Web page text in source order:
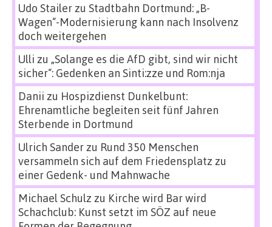
Udo Stailerzu Stadtbahn Dortmund: „B-
Wagen“-Modernisierung kann nach Insolvenz
doch weitergehen
Ulli zu „Solange es die AfD gibt, sind wir nicht
sicher“: Gedenken an Sinti:zze und Rom:nja
Danii zu Hospizdienst Dunkelbunt:
Ehrenamtliche begleiten seit fünf Jahren
Sterbende in Dortmund
Ulrich Sanderzu Rund 350 Menschen
versammeln sich auf dem Friedensplatz zu
einer Gedenk- und Mahnwache
Michael Schulz zu Kirche wird Bar wird
Schachclub: Kunst setzt im SÖZ auf neue